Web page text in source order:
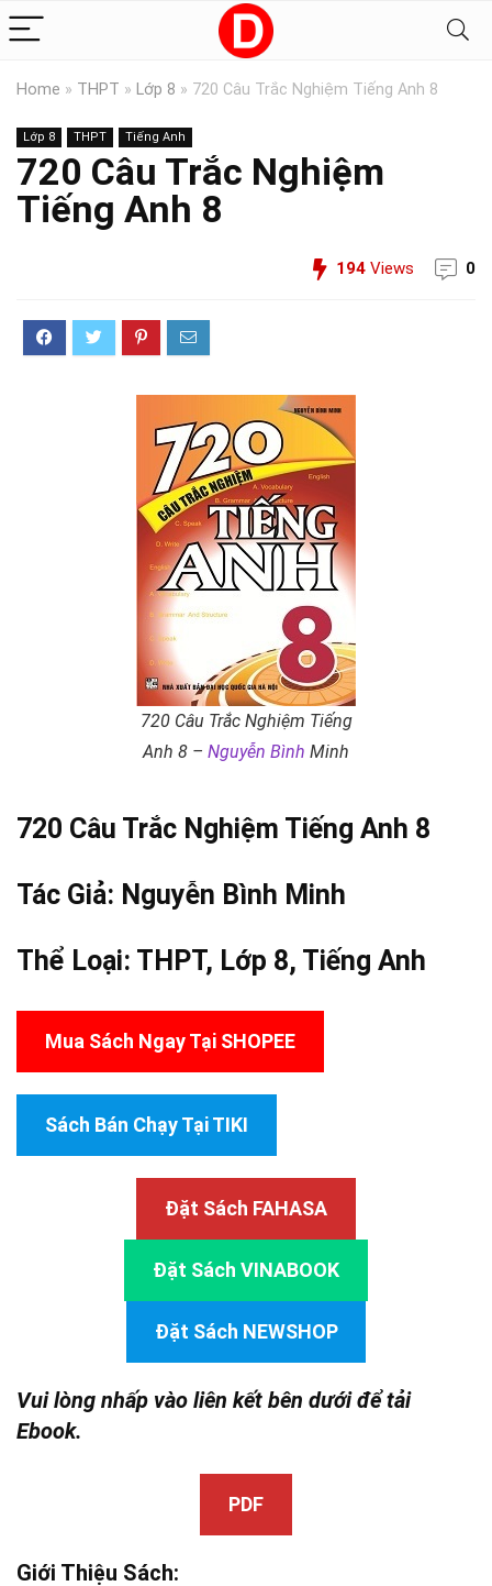
Home » THPT » Lớp 8 » 720 Câu Trắc Nghiệm Tiếng Anh 8
Lớp 8 THPT Tiếng Anh
720 Câu Trắc Nghiệm
Tiếng Anh 8
194 Views 0
720 Câu Trắc Nghiệm Tiếng
Anh 8 – Nguyễn Bình Minh
720 Câu Trắc Nghiệm Tiếng Anh 8
Tác Giả: Nguyễn Bình Minh
Thể Loại: THPT, Lớp 8, Tiếng Anh
Mua Sách Ngay Tại SHOPEE
Sách Bán Chạy Tại TIKI
Đặt Sách FAHASA
Đặt Sách VINABOOK
Đặt Sách NEWSHOP
Vui lòng nhấp vào liên kết bên dưới để tải
Ebook.
PDF
Giới Thiệu Sách: